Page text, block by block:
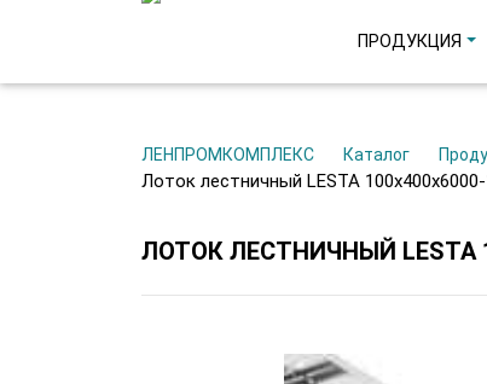
ПРОДУКЦИЯ
ЛЕНПРОМКОМПЛЕКС Каталог
Лоток лестничный LESTA
ЛОТОК ЛЕСТНИЧНЫЙ LESTA